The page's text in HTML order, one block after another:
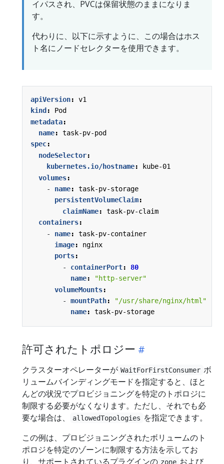
イパスされ、PVCは保留状態のままになりま
す。
代わりに、以下に示すように、この場合はホス
ト名にノードセレクターを使用できます。
apiVersion:
v1
kind :
Pod
metadata:
name:
task-pv-pod
spec:
nodeSelector:
kubernetes.io/hostname:
kube-01
volumes:
- name:
task-pv-storage
persistentVolumeClaim:
claimName:
task-pv-claim
containers:
- name:
task-pv-container
image:
nginx
ports:
- containerPort:
80
name:
"http-server"
volumeMounts:
- mountPath:
"/usr/share/nginx/html"
name: task-pv-storage
許可されたトポロジー
クラスターオペレーターが WaitForFirstConsumer ボ
リュームバインディングモードを指定すると、ほと
んどの状況でプロビジョニングを特定のトポロジに
制限する必要がなくなります。ただし、それでも必
要な場合は、
allowedTopologies を指定できます。
この例は、プロビジョニングされたボリュームのト
ポロジを特定のゾーンに制限する方法を示してお
り、サポートされているプラグインの zone および